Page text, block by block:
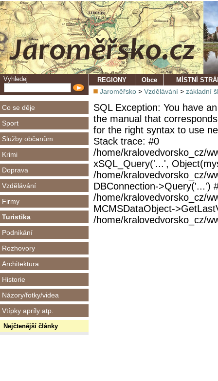
Vyhledej
Co se děje
Sport
Služby občanům
Krimi
Doprava
Vzdělávání
Firmy
Turistika
Podnikání
Rozhovory
Architektura
Historie
Názory/fotky/videa
Vtípky apríly atp.
Nejčtenější články
REGIONY Obce MÍSTNÍ
Jaroměřsko > Vzdělávání > základní
SQL Exception: You have
the manual that
for the right syntax to use
Stack trace: #0
/home/kralovedvorsko_cz/
xSQL_Query('...',
/home/kralovedvorsko_cz/
DBConnection->Query('...')
/home/kralovedvorsko_cz/
MCMSDataObject-
/home/kralovedvorsko_cz/